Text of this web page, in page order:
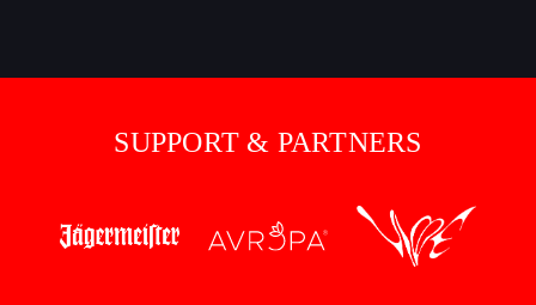
SUPPORT & PARTNERS